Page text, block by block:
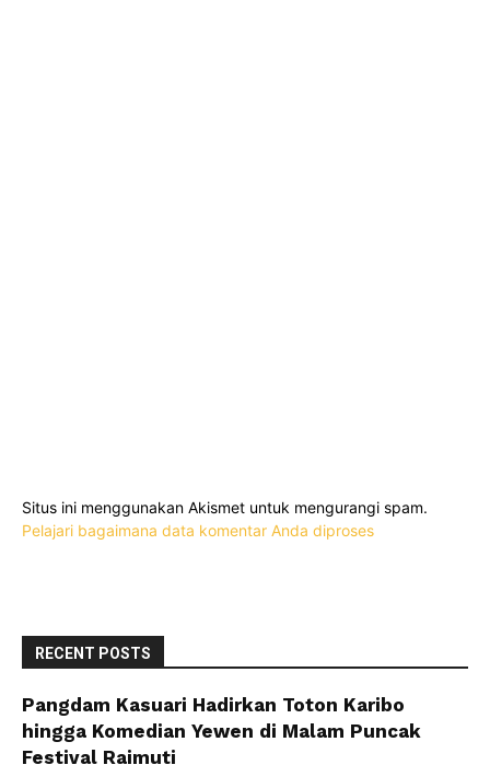
Situs ini menggunakan Akismet untuk mengurangi spam.
Pelajari bagaimana data komentar Anda diproses
RECENT POSTS
Pangdam Kasuari Hadirkan Toton Karibo
hingga Komedian Yewen di Malam Puncak
Festival Raimuti